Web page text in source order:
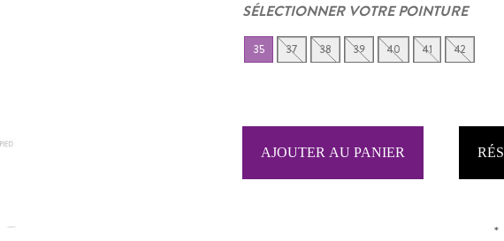
SÉLECTIONNER VOTRE POINTURE
35 37 38 39 40 41 42
*